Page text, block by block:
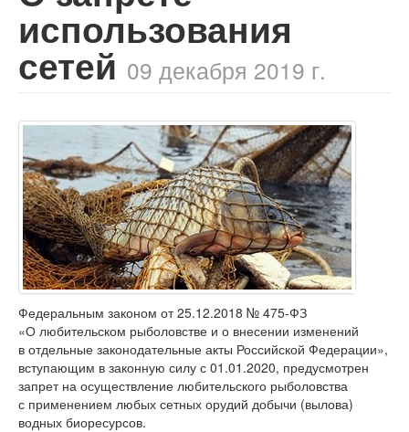
использования
сетей 09 декабря 2019 г.
Федеральным законом от 25.12.2018 № 475-ФЗ
«О любительском рыболовстве и о внесении изменений
в отдельные законодательные акты Российской Федерации»,
вступающим в законную силу с 01.01.2020, предусмотрен
запрет на осуществление любительского рыболовства
с применением любых сетных орудий добычи (вылова)
водных биоресурсов.